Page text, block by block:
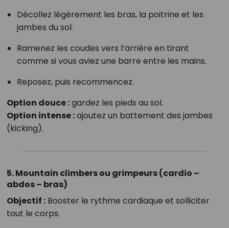
Décollez légèrement les bras, la poitrine et les
jambes du sol.
Ramenez les coudes vers l’arrière en tirant
comme si vous aviez une barre entre les mains.
Reposez, puis recommencez.
Option douce :gardez les pieds au sol.
Option intense :ajoutez un battement des jambes
(kicking).
5. Mountain climbers ou grimpeurs (cardio –
abdos – bras)
Objectif :Booster le rythme cardiaque et solliciter
tout le corps.